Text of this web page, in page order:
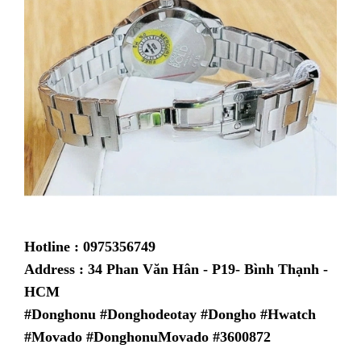
Hotline : 0975356749
Address : 34 Phan Văn Hân - P19- Bình Thạnh -
HCM
#Donghonu #Donghodeotay #Dongho #Hwatch
#Movado #DonghonuMovado #3600872